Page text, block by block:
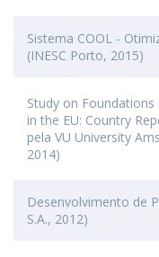
Sistema COOL -
(INESC Porto, 2015)
Study on
in the EU: Country
pela VU University
2014)
Desenvolvimento de
S.A., 2012)